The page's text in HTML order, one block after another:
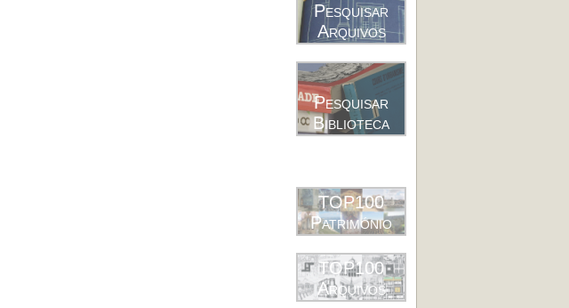
Pesquisar
Arquivos
Pesquisar
Biblioteca
TOP100
Património
TOP100
Arquivos